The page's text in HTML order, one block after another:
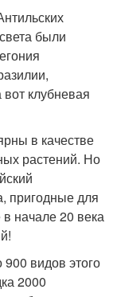
были
клубневая
в качестве
растений. Но
пригодные для
начале 20 века
видов этого
2000